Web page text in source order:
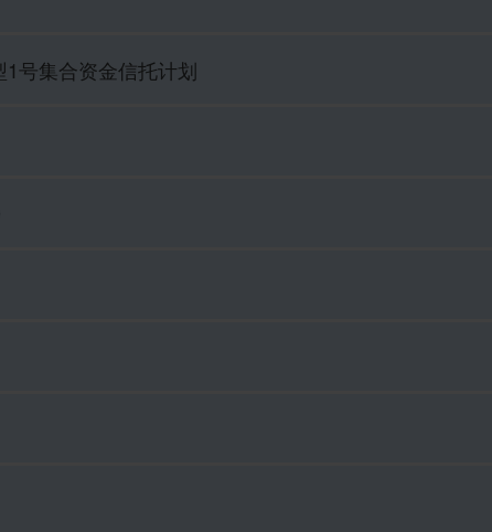
号集合资金信托计划